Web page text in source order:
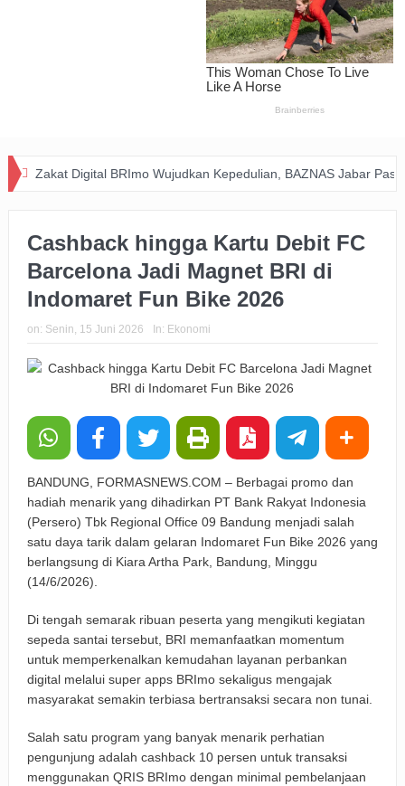
Digital BRImo Wujudkan Kepedulian, BAZNAS Jabar Pastikan
Cashback hingga Kartu Debit FC
Barcelona Jadi Magnet BRI di
Indomaret Fun Bike 2026
on: Senin, 15 Juni 2026 In: Ekonomi
BANDUNG, FORMASNEWS.COM – Berbagai promo dan
hadiah menarik yang dihadirkan PT Bank Rakyat Indonesia
(Persero) Tbk Regional Office 09 Bandung menjadi salah
satu daya tarik dalam gelaran Indomaret Fun Bike 2026 yang
berlangsung di Kiara Artha Park, Bandung, Minggu
(14/6/2026).
Di tengah semarak ribuan peserta yang mengikuti kegiatan
sepeda santai tersebut, BRI memanfaatkan momentum
untuk memperkenalkan kemudahan layanan perbankan
digital melalui super apps BRImo sekaligus mengajak
masyarakat semakin terbiasa bertransaksi secara non tunai.
Salah satu program yang banyak menarik perhatian
pengunjung adalah cashback 10 persen untuk transaksi
menggunakan QRIS BRImo dengan minimal pembelanjaan